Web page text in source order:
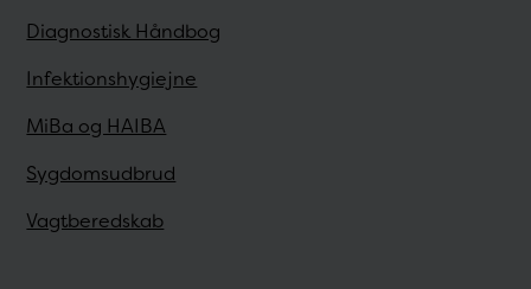
Diagnostisk Håndbog
Infektionshygiejne
MiBa og HAIBA
Sygdomsudbrud
Vagtberedskab